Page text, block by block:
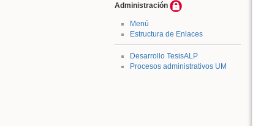
Administración
Menú
Estructura de Enlaces
Desarrollo TesisALP
Procesos administrativos UM